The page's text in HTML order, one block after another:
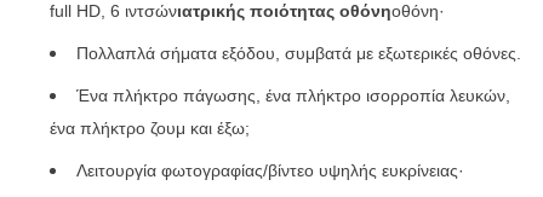
full HD, 6 ιντσώνιατρικής ποιότητας οθόνηοθόνη·
Πολλαπλά σήματα εξόδου, συμβατά με εξωτερικές οθόνες.
Ένα πλήκτρο πάγωσης, ένα πλήκτρο ισορροπία λευκών,
ένα πλήκτρο ζουμ και έξω;
Λειτουργία φωτογραφίας/βίντεο υψηλής ευκρίνειας·